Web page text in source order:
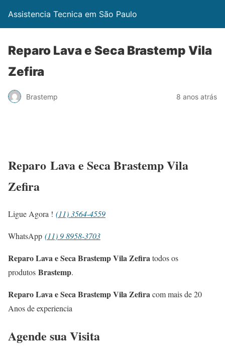
Assistencia Tecnica em São Paulo
Reparo Lava e Seca Brastemp Vila
Zefira
Brastemp 8 anos atrás
Reparo Lava e Seca Brastemp Vila
Zefira
Ligue Agora ! (11) 3564-4559
WhatsApp (11) 9 8958-3703
Reparo Lava e Seca Brastemp Vila Zefiratodos os
produtos Brastemp.
Reparo Lava e Seca Brastemp Vila Zefiracom mais de 20
Anos de experiencia
Agende sua Visita